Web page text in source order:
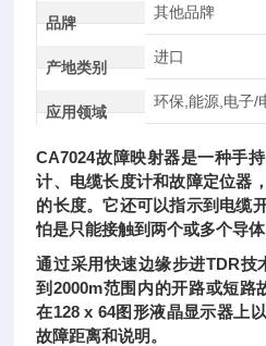
品牌
其他品牌
产地类别
进口
应用领域
环保,能源,电子/
CA7024故障映射器是一种手
计、电缆长度计和故障定位器
的长度。它还可以指示到电缆
怕是只能接触到两个或多个导体
通过采用快速边缘步进TDR技
到2000m范围内的开路或短路
在128 x 64图形液晶显示器上
故障距离和说明。